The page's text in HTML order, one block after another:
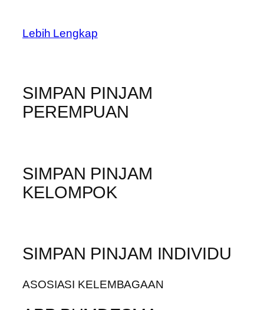
Lebih Lengkap
SIMPAN PINJAM
PEREMPUAN
SIMPAN PINJAM
KELOMPOK
SIMPAN PINJAM INDIVIDU
ASOSIASI KELEMBAGAAN